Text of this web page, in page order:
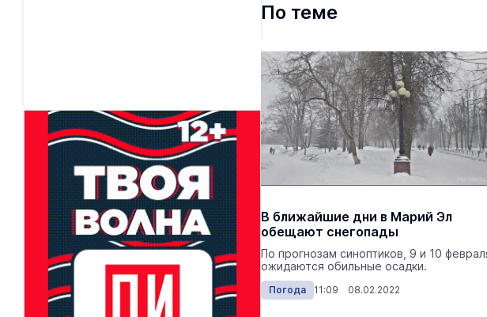
По теме
В ближайшие дни в Марий Эл
обещают снегопады
По прогнозам синоптиков, 9 и 10
ожидаются обильные осадки.
Погода 11:09 08.02.2022